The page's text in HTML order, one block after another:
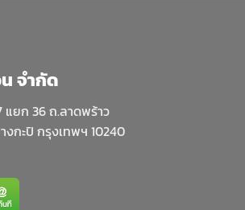
จำกัด
แยก 36 ถ.ลาดพร้าว
กะปิ กรุงเทพฯ 10240